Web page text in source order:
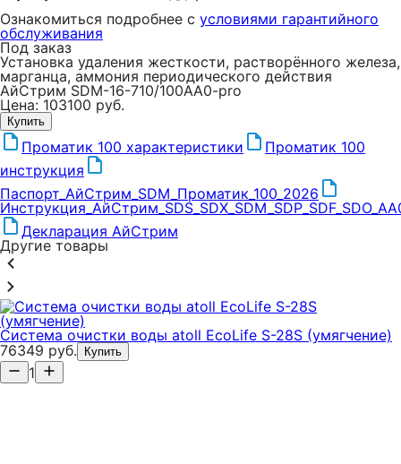
Ознакомиться подробнее с условиями гарантийного
обслуживания
Под заказ
Установка удаления жесткости, растворённого железа,
марганца, аммония периодического действия
АйСтрим SDM-16-710/100AA0-pro
Цена: 103100 руб.
Купить
Проматик 100 характеристики
Проматик 100
инструкция
Паспорт_АйСтрим_SDM_Проматик_100_2026
Декларация АйСтрим
Другие товары
Система очистки воды atoll EcoLife S-28S (умягчение)
76349 руб.
Купить
1